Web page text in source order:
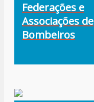
Federações e
Associações de
Bombeiros